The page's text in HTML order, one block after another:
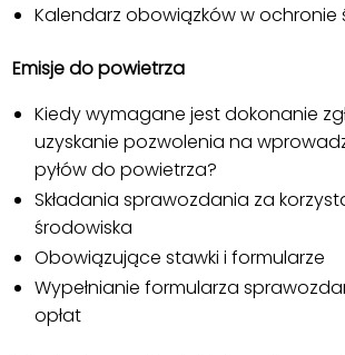
Kalendarz obowiązków w ochronie
Emisje do powietrza
Kiedy wymagane jest dokonanie
uzyskanie pozwolenia na
pyłów do powietrza?
Składania sprawozdania za
środowiska
Obowiązujące stawki i formularze
Wypełnianie formularza
opłat